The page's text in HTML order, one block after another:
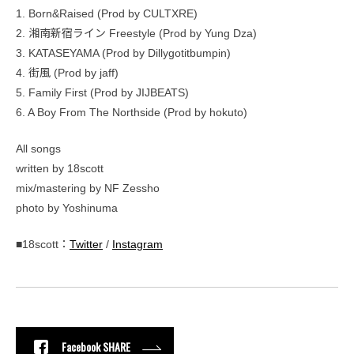
1. Born&Raised (Prod by CULTXRE)
2. 湘南新宿ライン Freestyle (Prod by Yung Dza)
3. KATASEYAMA (Prod by Dillygotitbumpin)
4. 街風 (Prod by jaff)
5. Family First (Prod by JIJBEATS)
6. A Boy From The Northside (Prod by hokuto)
All songs
written by 18scott
mix/mastering by NF Zessho
photo by Yoshinuma
■18scott： Twitter / Instagram
Facebook SHARE